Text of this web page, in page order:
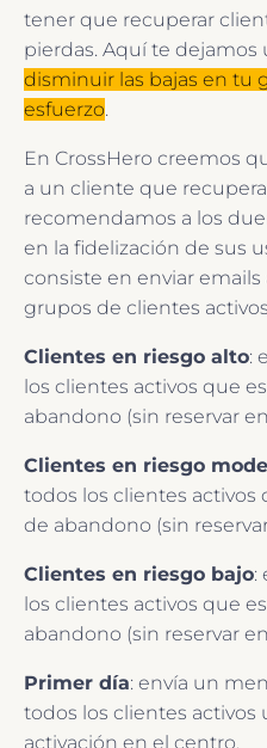
tener que recuperar
pierdas. Aquí te dejamos
disminuir las bajas en tu
esfuerzo.
En CrossHero creemos
a un cliente que
recomendamos a los
en la fidelización de sus
consiste en enviar
grupos de clientes
Clientes en riesgo alto:
los clientes activos que
abandono (sin reservar
Clientes en riesgo
todos los clientes activos
de abandono (sin reservar
Clientes en riesgo bajo:
los clientes activos que
abandono (sin reservar
Primer día: envía un
todos los clientes activos
activación en el centro.